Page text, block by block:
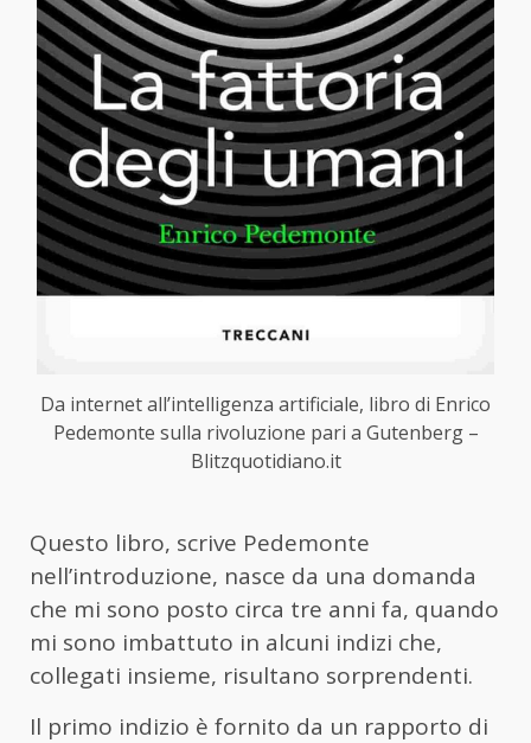
Da internet all’intelligenza artificiale, libro di Enrico
Pedemonte sulla rivoluzione pari a Gutenberg –
Blitzquotidiano.it
Questo libro, scrive Pedemonte
nell’introduzione, nasce da una domanda
che mi sono posto circa tre anni fa, quando
mi sono imbattuto in alcuni indizi che,
collegati insieme, risultano sorprendenti.
Il primo indizio è fornito da un rapporto di